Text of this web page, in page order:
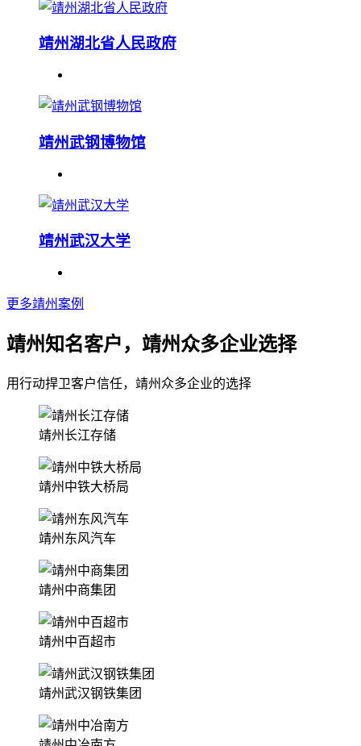
靖州湖北省人民政府
靖州武钢博物馆
靖州武汉大学
更多靖州案例
靖州知名客户，靖州众多企业选择
用行动捍卫客户信任，靖州众多企业的选择
靖州长江存储
靖州中铁大桥局
靖州东风汽车
靖州中商集团
靖州中百超市
靖州武汉钢铁集团